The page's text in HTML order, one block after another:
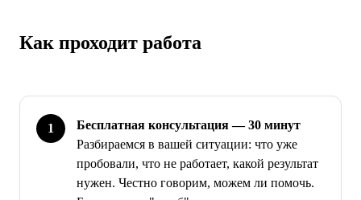
Как проходит работа
Бесплатная консультация — 30 минут
Разбираемся в вашей ситуации: что уже
пробовали, что не работает, какой результат
нужен. Честно говорим, можем ли помочь.